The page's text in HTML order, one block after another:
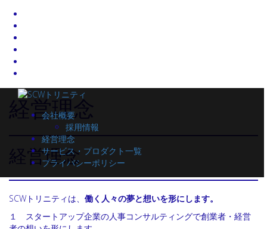
キ
会社概要
採用情報
経営理念
サービス・プロダクト一覧
プライバシーポリシー
経営理念
経営理念
SCWトリニティは、 働く人々の夢と想いを形にします。
１ スタートアップ企業の人事コンサルティングで創業者・経営